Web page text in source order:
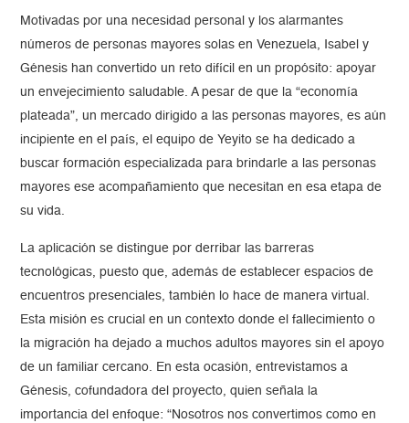
Motivadas por una necesidad personal y los alarmantes
números de personas mayores solas en Venezuela, Isabel y
Génesis han convertido un reto difícil en un propósito: apoyar
un envejecimiento saludable. A pesar de que la “economía
plateada”, un mercado dirigido a las personas mayores, es aún
incipiente en el país, el equipo de Yeyito se ha dedicado a
buscar formación especializada para brindarle a las personas
mayores ese acompañamiento que necesitan en esa etapa de
su vida.
La aplicación se distingue por derribar las barreras
tecnológicas, puesto que, además de establecer espacios de
encuentros presenciales, también lo hace de manera virtual.
Esta misión es crucial en un contexto donde el fallecimiento o
la migración ha dejado a muchos adultos mayores sin el apoyo
de un familiar cercano. En esta ocasión, entrevistamos a
Génesis, cofundadora del proyecto, quien señala la
importancia del enfoque: “Nosotros nos convertimos como en